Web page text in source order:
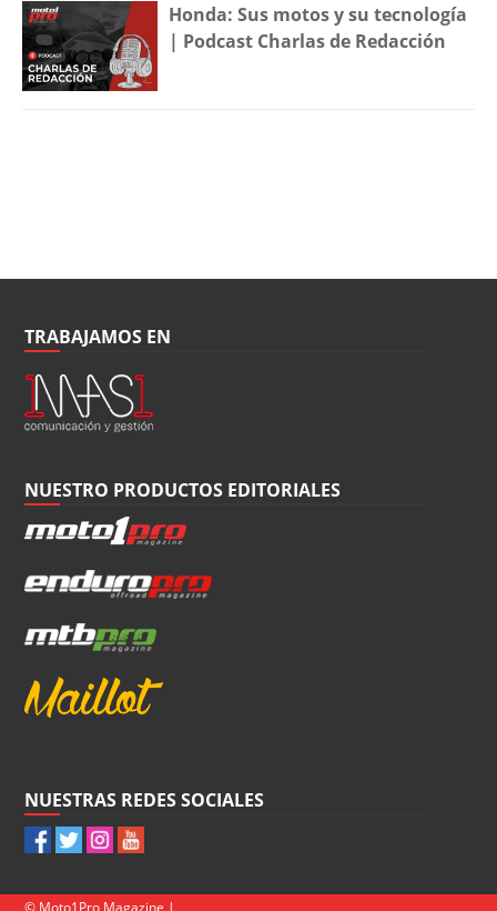
Honda: Sus motos y su tecnología
| Podcast Charlas de Redacción
TRABAJAMOS EN
NUESTRO PRODUCTOS EDITORIALES
NUESTRAS REDES SOCIALES
© Moto1Pro Magazine |